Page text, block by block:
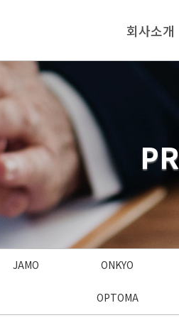
회사소개
JAMO ONKYO
OPTOMA